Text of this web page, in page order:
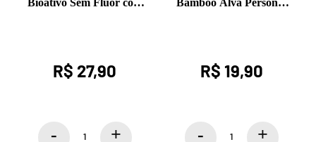
Bioativo Sem Flúor com
R$ 27,90
Bamboo Alva Personal
R$ 19,90